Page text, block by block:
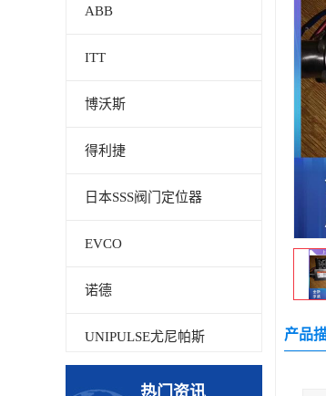
ABB
ITT
博沃斯
得利捷
日本SSS阀门定位器
EVCO
诺德
UNIPULSE尤尼帕斯
热门资讯
产品